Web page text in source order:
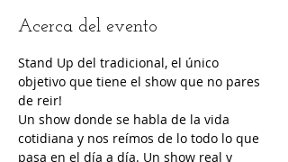
Acerca del evento
Stand Up del tradicional, el único
objetivo que tiene el show que no pares
de reir!
Un show donde se habla de la vida
cotidiana y nos reímos de lo todo lo que
pasa en el día a día. Un show real y